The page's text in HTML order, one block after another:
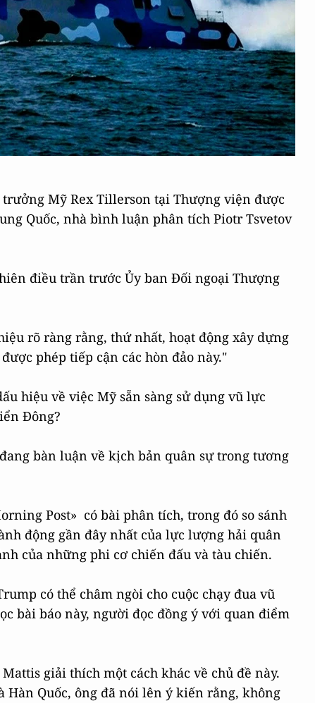
Mỹ Rex Tillerson tại Thượng viện được
Quốc, nhà bình luận phân tích Piotr Tsvetov
điều trần trước Ủy ban Đối ngoại Thượng
rõ ràng rằng, thứ nhất, hoạt động xây dựng
phép tiếp cận các hòn đảo này."
hiệu về việc Mỹ sẵn sàng sử dụng vũ lực
Đông?
bàn luận về kịch bản quân sự trong tương
Post» có bài phân tích, trong đó so sánh
động gần đây nhất của lực lượng hải quân
của những phi cơ chiến đấu và tàu chiến.
có thể châm ngòi cho cuộc chạy đua vũ
bài báo này, người đọc đồng ý với quan điểm
giải thích một cách khác về chủ đề này.
Quốc, ông đã nói lên ý kiến rằng, không